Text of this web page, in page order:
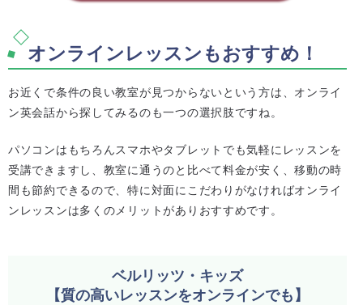
オンラインレッスンもおすすめ！
お近くで条件の良い教室が見つからないという方は、オンライ
ン英会話から探してみるのも一つの選択肢ですね。
パソコンはもちろんスマホやタブレットでも気軽にレッスンを
受講できますし、教室に通うのと比べて料金が安く、移動の時
間も節約できるので、特に対面にこだわりがなければオンライ
ンレッスンは多くのメリットがありおすすめです。
ベルリッツ・キッズ
【質の高いレッスンをオンラインでも】